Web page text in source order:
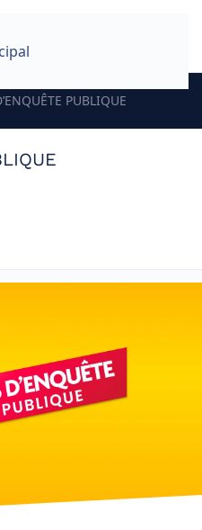
PUBLIQUE